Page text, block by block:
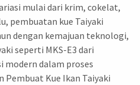
mulai dari krim, cokelat,
pembuatan kue Taiyaki
dengan kemajuan teknologi,
seperti MKS-E3 dari
modern dalam proses
Pembuat Kue Ikan Taiyaki